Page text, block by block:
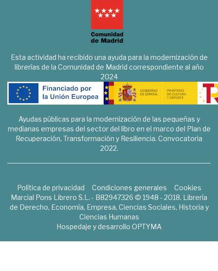
Esta actividad ha recibido una ayuda para la modernización de
librerías de la Comunidad de Madrid correspondiente al año
2024
Ayudas públicas para la modernización de las pequeñas y
medianas empresas del sector del libro en el marco del Plan de
Recuperación, Transformación y Resiliencia. Convocatoria
2022.
Política de privacidad Condiciones generales
Cookies
Marcial Pons Librero S.L. - B82947326 © 1948 - 2018. Librería
de Derecho, Economía, Empresa, Ciencias Sociales, Historia y
Ciencias Humanas
Hospedaje y desarrollo OPTYMA